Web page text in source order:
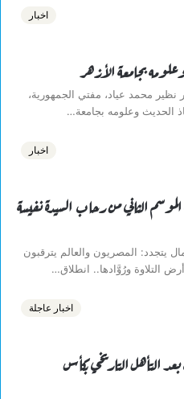
اخبار
بجامعة الأزهر
محمد عياد، مفتي الجمهورية،
الحديث وعلومه بجامعة…
اخبار
الثاني من رحاب السيدة نفيسة
المصريون والعالم يترقبون
التلاوة ورُوَّادها.. انطلاق…
اخبار عاجلة
التأهل التاريخي بكأس